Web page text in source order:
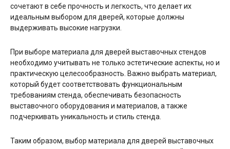
сочетают в себе прочность и легкость, что делает их
идеальным выбором для дверей, которые должны
выдерживать высокие нагрузки.
При выборе материала для дверей выставочных стендов
необходимо учитывать не только эстетические аспекты, но и
практическую целесообразность. Важно выбрать материал,
который будет соответствовать функциональным
требованиям стенда, обеспечивать безопасность
выставочного оборудования и материалов, а также
подчеркивать уникальность и стиль стенда.
Таким образом, выбор материала для дверей выставочных